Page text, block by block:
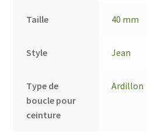
Taille 40 mm
Style Jean
Type de
boucle pour
ceinture
Ardillon